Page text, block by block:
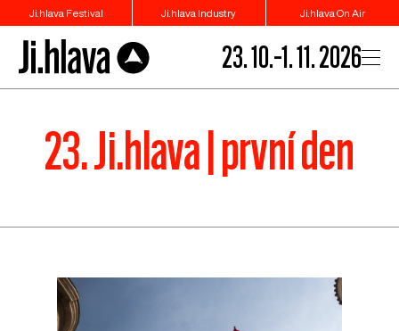
Ji.hlava Festival Ji.hlava Industry Ji.hlava On Air
23. 10.–1. 11. 2026
23. Ji.hlava | první den